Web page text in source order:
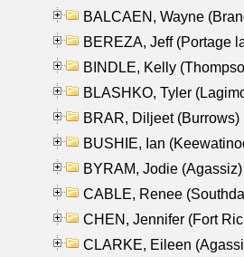
BALCAEN, Wayne
BEREZA, Jeff (Portage
BINDLE, Kelly
BLASHKO, Tyler
BRAR, Diljeet (Burrows)
BUSHIE, Ian
BYRAM, Jodie (Agassiz)
CABLE, Renee
CHEN, Jennifer (Fort
CLARKE, Eileen